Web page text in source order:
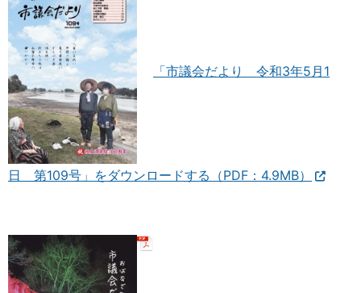
「市議会だより 令和3年5月1
日 第109号」をダウンロードする（PDF：4.9MB）